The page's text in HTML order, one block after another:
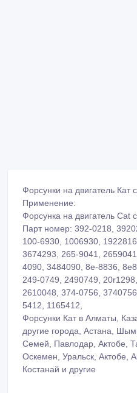
Форсунки на двигатель Кат
Применение:
Форсунка на двигатель Cat
Парт номер: 392-0218,
100-6930, 1006930,
3674293, 265-9041,
4090, 3484090, 8e-8836,
249-0749, 2490749,
2610048, 374-0756,
5412, 1165412,
Форсунки Кат в Алматы,
другие города, Астана,
Семей, Павлодар, Актобе,
Оскемен, Уральск, Актобе,
Костанай и другие